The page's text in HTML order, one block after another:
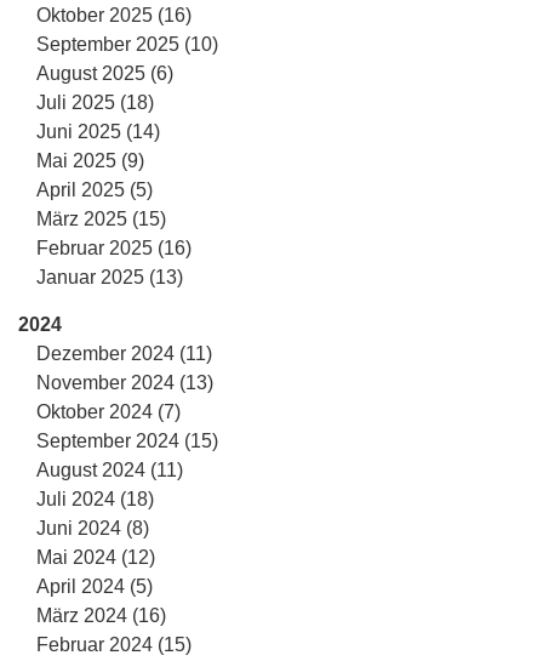
Oktober 2025 (16)
September 2025 (10)
August 2025 (6)
Juli 2025 (18)
Juni 2025 (14)
Mai 2025 (9)
April 2025 (5)
März 2025 (15)
Februar 2025 (16)
Januar 2025 (13)
2024
Dezember 2024 (11)
November 2024 (13)
Oktober 2024 (7)
September 2024 (15)
August 2024 (11)
Juli 2024 (18)
Juni 2024 (8)
Mai 2024 (12)
April 2024 (5)
März 2024 (16)
Februar 2024 (15)